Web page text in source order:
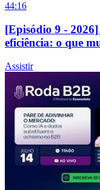
44:16
[Episódio 9 -
eficiência: o que
Assistir